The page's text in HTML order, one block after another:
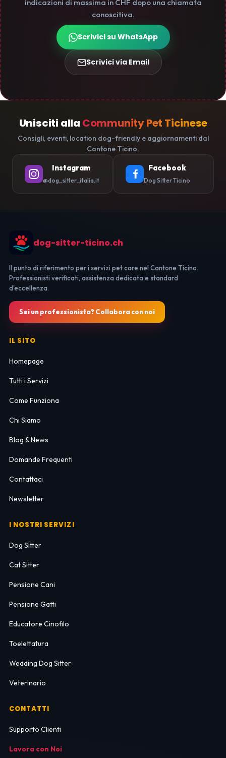
indicazioni di massima in CHF dopo una chiamata
conoscitiva.
Scrivici su WhatsApp
Scrivici via Email
Unisciti alla Community Pet Ticinese
Consigli, eventi, location dog-friendly e aggiornamenti dal
Cantone Ticino.
Instagram
@dog_sitter_italia.it
Facebook
Dog Sitter Ticino
dog-sitter-ticino.ch
Il punto di riferimento per i servizi pet care nel Cantone Ticino.
Professionisti verificati, assistenza dedicata e standard
d'eccellenza.
Sei un professionista? Collabora con noi
IL SITO
Homepage
Tutti i Servizi
Come Funziona
Chi Siamo
Blog & News
Domande Frequenti
Contattaci
Newsletter
I NOSTRI SERVIZI
Dog Sitter
Cat Sitter
Pensione Cani
Pensione Gatti
Educatore Cinofilo
Toelettatura
Wedding Dog Sitter
Veterinario
CONTATTI
Supporto Clienti
Lavora con Noi